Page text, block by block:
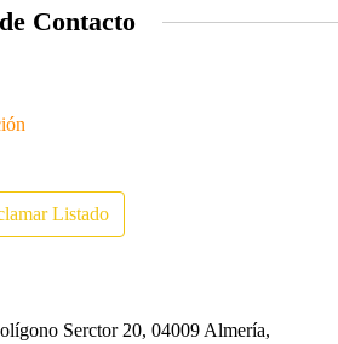
Contacto
Listado
Serctor 20, 04009 Almería,